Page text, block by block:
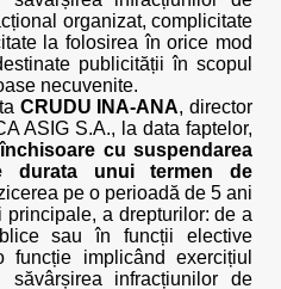
organizat, complicitate
la folosirea în orice mod
publicității în scopul
necuvenite.
CRUDU INA-ANA, director
ASIG S.A., la data faptelor,
cu suspendarea
durata unui termen de
pe o perioadă de 5 ani
a drepturilor: de a
sau în funcții elective
implicând exercițiul
infracțiunilor de